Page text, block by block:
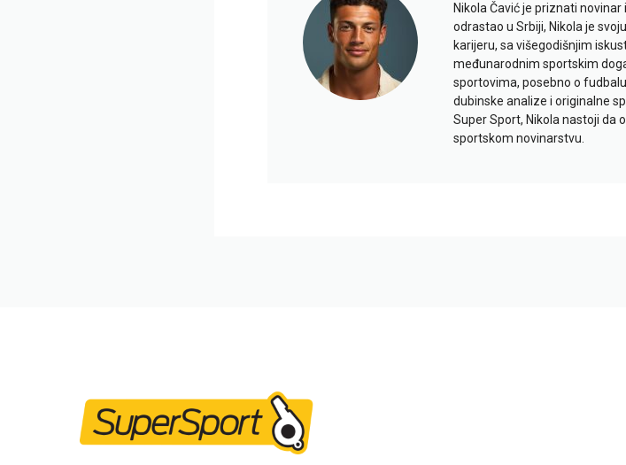
Nikola Čavić je priznati
odrastao u Srbiji, Nikola je
karijeru, sa višegodišnjim
međunarodnim sportskim
sportovima, posebno o
dubinske analize i originalne
Super Sport, Nikola nastoji da
sportskom novinarstvu.